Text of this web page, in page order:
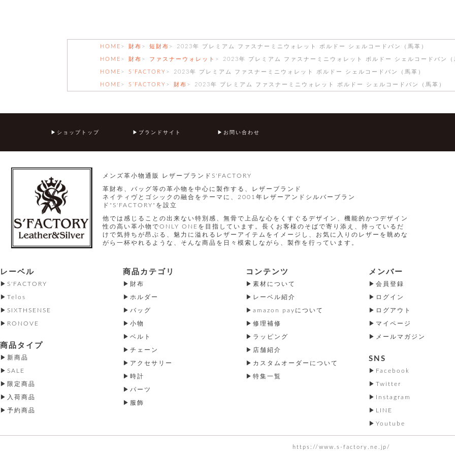
HOME 財布 短財布 2023年 プレミアム ファスナーミニウォレット ボルドー シェルコードバン（馬革）
HOME 財布 ファスナーウォレット 2023年 プレミアム ファスナーミニウォレット ボルドー シェルコードバン（
HOME S’FACTORY 2023年 プレミアム ファスナーミニウォレット ボルドー シェルコードバン（馬革）
HOME S’FACTORY 財布 2023年 プレミアム ファスナーミニウォレット ボルドー シェルコードバン（馬革）
ショップトップ ブランドサイト お問い合わせ
メンズ革小物通販 レザーブランドS'FACTORY
革財布、バッグ等の革小物を中心に製作する、レザーブランド
ネイティヴとゴシックの融合をテーマに、2001年レザーアンドシルバーブラン
ド"S'FACTORY"を設立
他では感じることの出来ない特別感、無骨で上品な心をくすぐるデザイン、機能的かつデザイン
性の高い革小物でONLY ONEを目指しています。長くお客様のそばで寄り添え、持っているだ
けで気持ちが昂ぶる、魅力に溢れるレザーアイテムをイメージし、お気に入りのレザーを眺めな
がら一杯やれるような、そんな商品を日々模索しながら、製作を行っています。
レーベル
S'FACTORY
Telos
SIXTHSENSE
RONOVE
商品タイプ
新商品
SALE
限定商品
入荷商品
予約商品
商品カテゴリ
財布
ホルダー
バッグ
小物
ベルト
チェーン
アクセサリー
時計
パーツ
服飾
コンテンツ
素材について
レーベル紹介
amazon payについて
修理補修
ラッピング
店舗紹介
カスタムオーダーについて
特集一覧
メンバー
会員登録
ログイン
ログアウト
マイページ
メールマガジン
SNS
Facebook
Twitter
Instagram
LINE
Youtube
https://www.s-factory.ne.jp/